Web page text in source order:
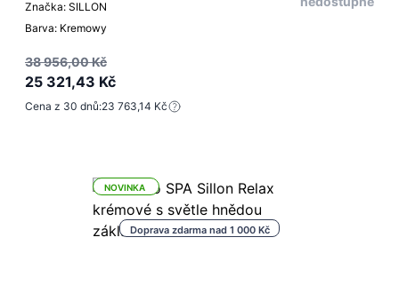
Značka: SILLON
Barva: Kremowy
38 956,00 Kč
25 321,43 Kč
Cena z 30 dnů:23 763,14 Kč
Doprava zdarma nad 1 000 Kč
NOVINKA